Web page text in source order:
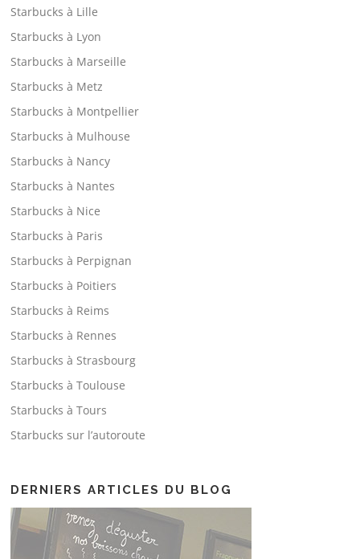
Starbucks à Lille
Starbucks à Lyon
Starbucks à Marseille
Starbucks à Metz
Starbucks à Montpellier
Starbucks à Mulhouse
Starbucks à Nancy
Starbucks à Nantes
Starbucks à Nice
Starbucks à Paris
Starbucks à Perpignan
Starbucks à Poitiers
Starbucks à Reims
Starbucks à Rennes
Starbucks à Strasbourg
Starbucks à Toulouse
Starbucks à Tours
Starbucks sur l’autoroute
DERNIERS ARTICLES DU BLOG